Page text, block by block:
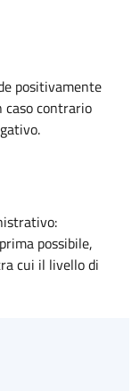
positivamente
caso contrario
possibile,
cui il livello di